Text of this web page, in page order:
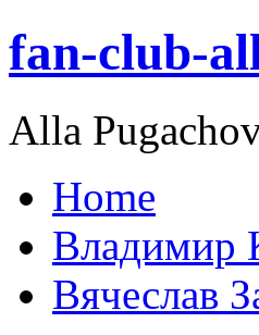
fan-club-
Alla
Home
Владимир
Вячеслав